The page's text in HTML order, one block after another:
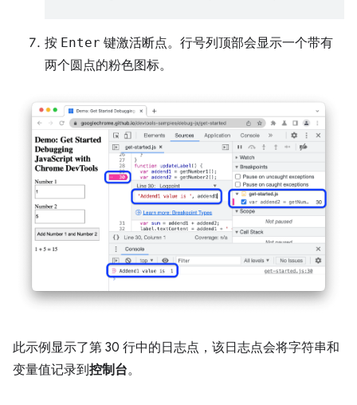
按 Enter 键激活断点。行号列顶部会显示一个带有
两个圆点的粉色图标。
此示例显示了第 30 行中的日志点，该日志点会将字符串和
变量值记录到控制台。